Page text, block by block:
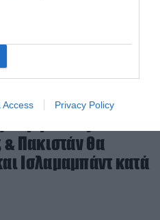
Access Privacy Policy
& Πακιστάν θα
Ισλαμαμπάντ κατά